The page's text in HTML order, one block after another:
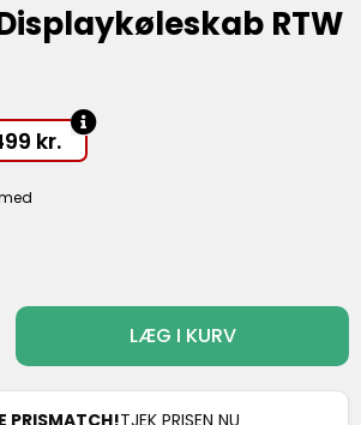
RTW
kr.
LÆG I KURV
PRISMATCH!TJEK PRISEN NU